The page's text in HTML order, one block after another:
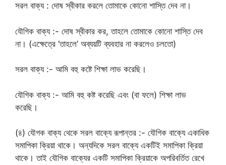
সরল বাক্য : দোষ স্বীকার করলে তোমাকে কোনো শাস্তি দেব না।
যৌগিক বাক্য :- দোষ স্বীকার কর, তাহলে তোমাকে কোনো শাস্তি দেব
না। (এক্ষেত্রে ‘তাহলে’ অব্যয়টি ব্যবহার না করলেও চলতো)
সরল বাক্য :- আমি বহু কষ্টে শিক্ষা লাভ করেছি।
যৌগিক বাক্য :- আমি বহু কষ্ট করেছি এবং (বা ফলে) শিক্ষা লাভ
করেছি।
(৪) যৌগক বাক্য থেকে সরল বাক্যে রূপান্তর :- যৌগিক বাক্যে একাধিক
সমাপিকা ক্রিয়া থাকে। অন্যদিকে সরল বাক্যে একটিই সমাপিকা ক্রিয়া
থাকে। তাই যৌগিক বাক্যের একটি সমাপিকা ক্রিয়াকে অপরিবর্তিত রেখে